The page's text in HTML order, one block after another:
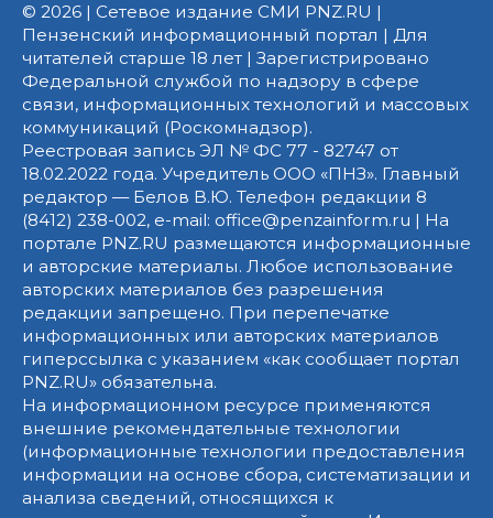
© 2026 | Сетевое издание СМИ PNZ.RU |
Пензенский информационный портал | Для
читателей старше 18 лет | Зарегистрировано
Федеральной службой по надзору в сфере
связи, информационных технологий и массовых
коммуникаций (Роскомнадзор).
Реестровая запись ЭЛ № ФС 77 - 82747 от
18.02.2022 года. Учредитель ООО «ПНЗ». Главный
редактор — Белов В.Ю. Телефон редакции 8
(8412) 238-002, e-mail: office@penzainform.ru | На
портале PNZ.RU размещаются информационные
и авторские материалы. Любое использование
авторских материалов без разрешения
редакции запрещено. При перепечатке
информационных или авторских материалов
гиперссылка с указанием «как сообщает портал
PNZ.RU» обязательна.
На информационном ресурсе применяются
внешние рекомендательные технологии
(информационные технологии предоставления
информации на основе сбора, систематизации и
анализа сведений, относящихся к